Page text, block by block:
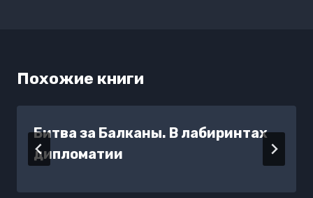
Похожие книги
Битва за Балканы. В лабиринтах
дипломатии